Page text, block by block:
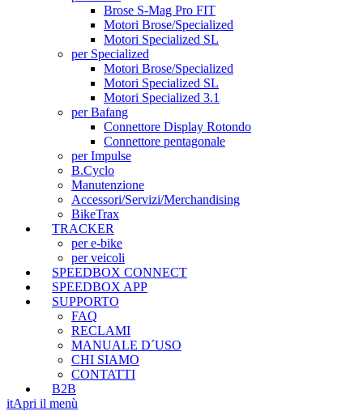
Brose S-Mag Pro FIT
Motori Brose/Specialized
Motori Specialized SL
per Specialized
Motori Brose/Specialized
Motori Specialized SL
Motori Specialized 3.1
per Bafang
Connettore Display Rotondo
Connettore pentagonale
per Impulse
B.Cyclo
Manutenzione
Accessori/Servizi/Merchandising
BikeTrax
TRACKER
per e-bike
per veicoli
SPEEDBOX CONNECT
SPEEDBOX APP
SUPPORTO
FAQ
RECLAMI
MANUALE D´USO
CHI SIAMO
CONTATTI
B2B
itApri il menù